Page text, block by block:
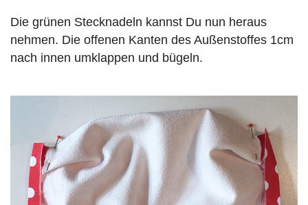
Die grünen Stecknadeln kannst Du nun heraus
nehmen. Die offenen Kanten des Außenstoffes 1cm
nach innen umklappen und bügeln.